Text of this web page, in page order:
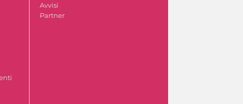
Avvisi
Partner